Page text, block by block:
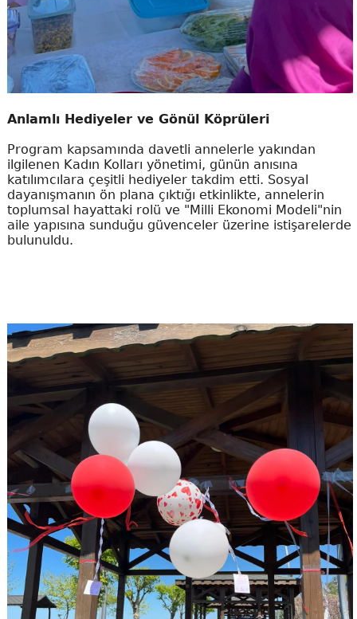
Anlamlı Hediyeler ve Gönül Köprüleri
Program kapsamında davetli annelerle yakından
ilgilenen Kadın Kolları yönetimi, günün anısına
katılımcılara çeşitli hediyeler takdim etti. Sosyal
dayanışmanın ön plana çıktığı etkinlikte, annelerin
toplumsal hayattaki rolü ve "Milli Ekonomi Modeli"nin
aile yapısına sunduğu güvenceler üzerine istişarelerde
bulunuldu.